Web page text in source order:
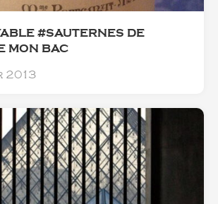
#SAUTERNES DE
MON BAC
2013